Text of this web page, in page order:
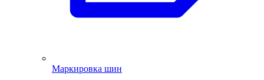
Маркировка шин